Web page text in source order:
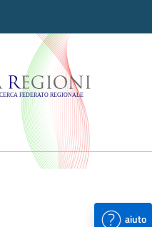
-
aiuto